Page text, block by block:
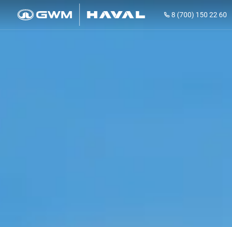
8 (700) 150 22 60